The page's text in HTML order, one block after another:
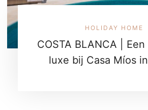
HOLIDAY HOME
COSTA BLANCA |
luxe bij Casa Míos